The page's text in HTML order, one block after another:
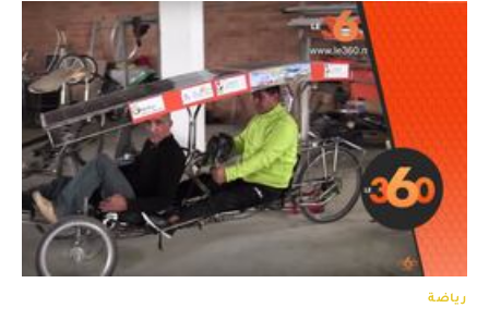
رياضة